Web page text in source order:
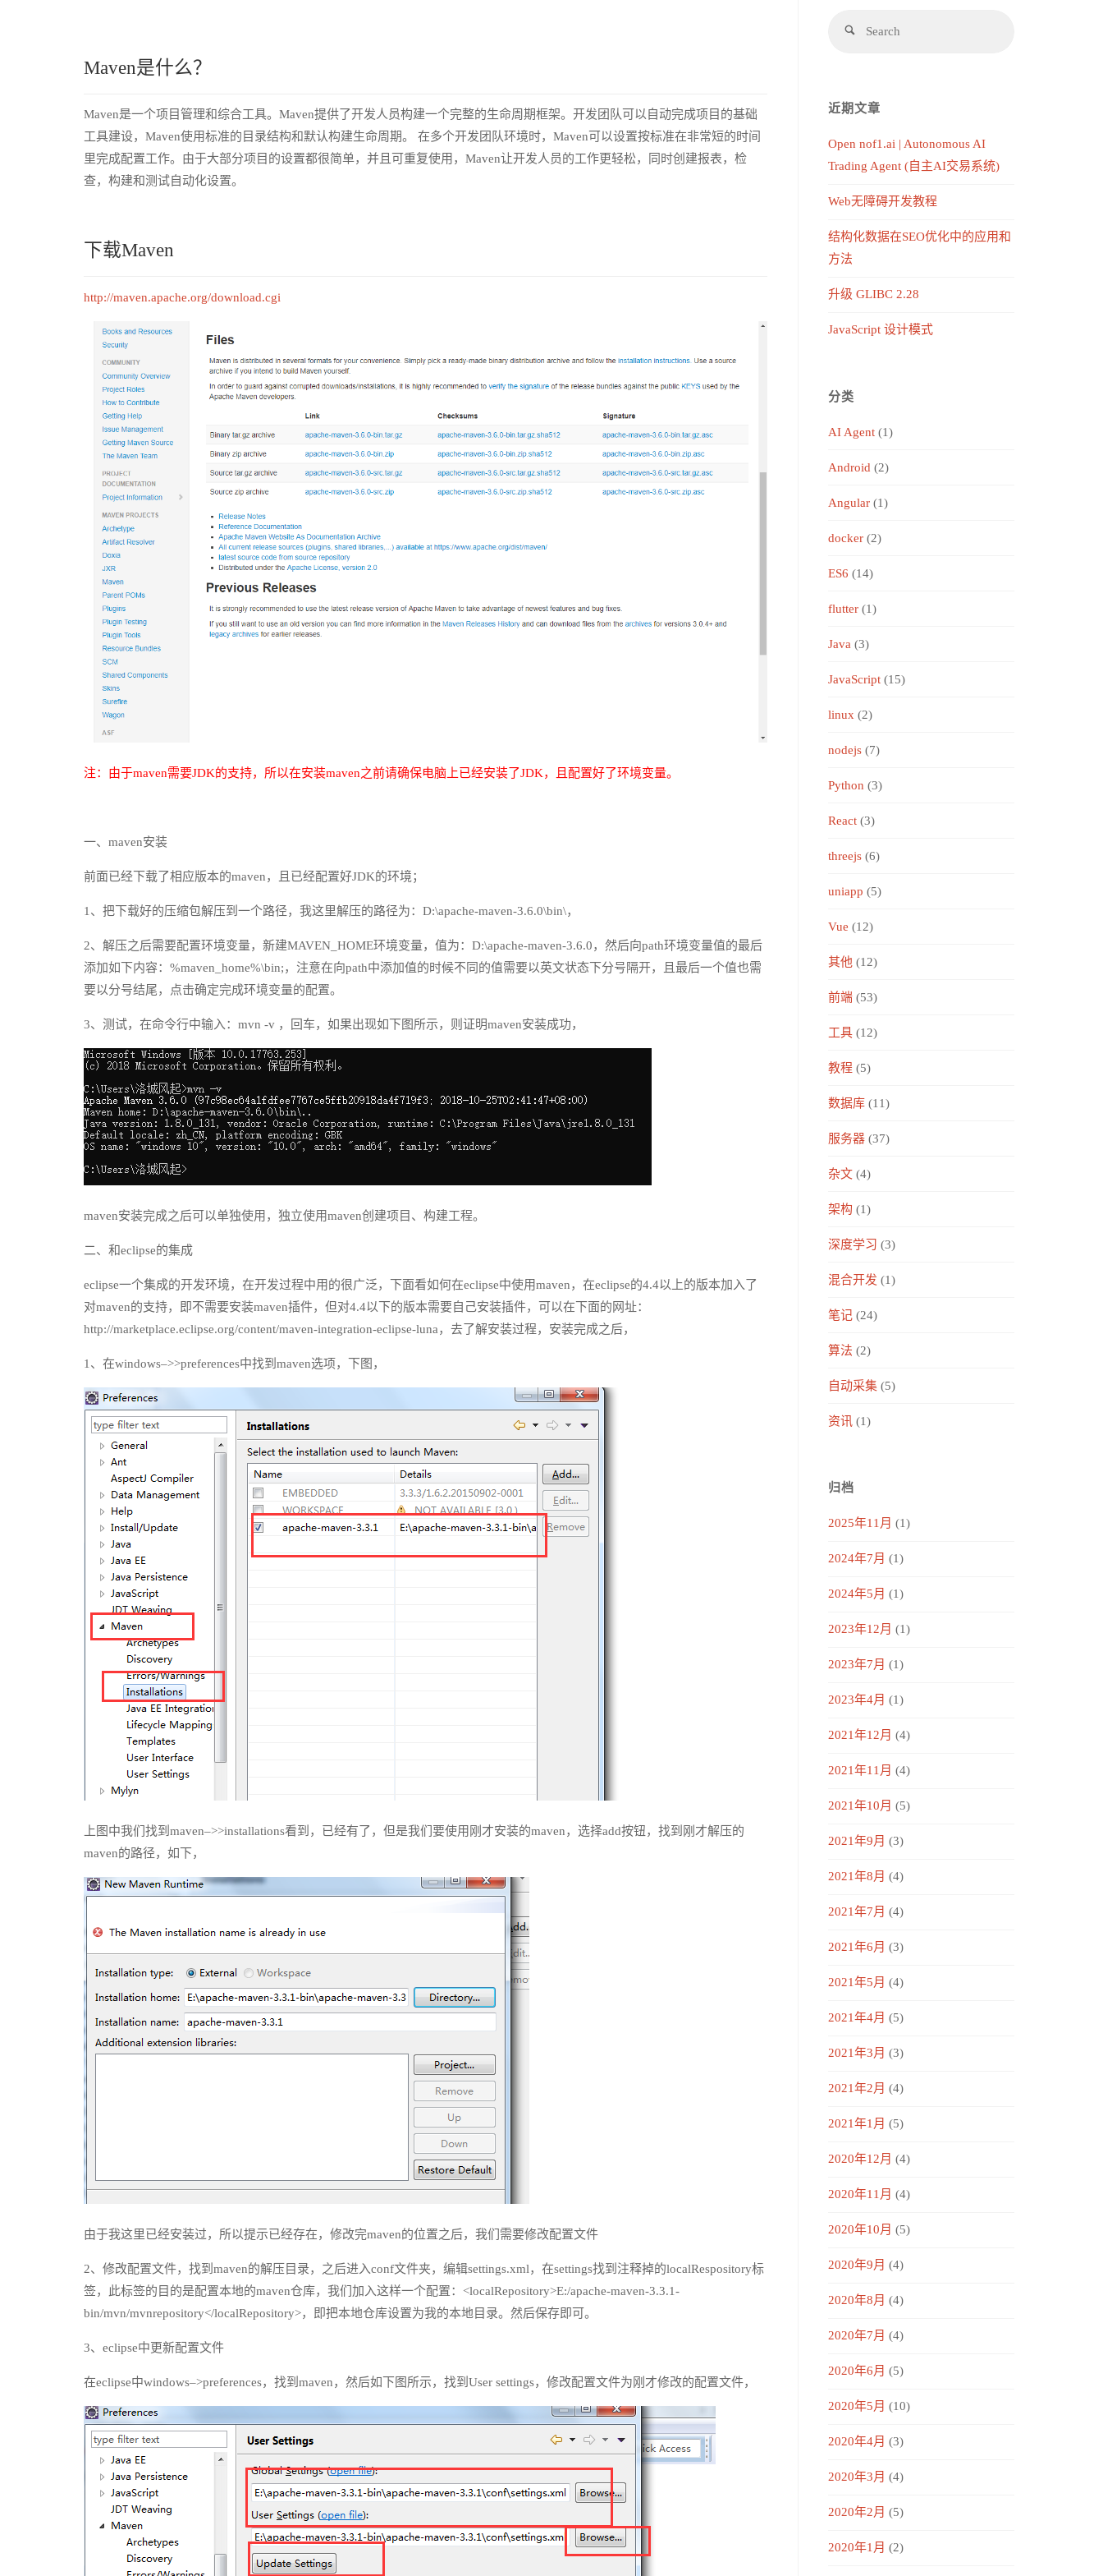
Maven是什么？
Maven是一个项目管理和综合工具。Maven提供了开发人员构建一个完整的生命周期框架。开发团队可以自动完成项目的基础
工具建设，Maven使用标准的目录结构和默认构建生命周期。 在多个开发团队环境时，Maven可以设置按标准在非常短的时间
里完成配置工作。由于大部分项目的设置都很简单，并且可重复使用，Maven让开发人员的工作更轻松，同时创建报表，检
查，构建和测试自动化设置。
下载Maven
http://maven.apache.org/download.cgi
注：由于maven需要JDK的支持，所以在安装maven之前请确保电脑上已经安装了JDK，且配置好了环境变量。
一、maven安装
前面已经下载了相应版本的maven，且已经配置好JDK的环境；
1、把下载好的压缩包解压到一个路径，我这里解压的路径为：D:\apache-maven-3.6.0\bin\，
2、解压之后需要配置环境变量，新建MAVEN_HOME环境变量，值为：D:\apache-maven-3.6.0，然后向path环境变量值的最后
添加如下内容：%maven_home%\bin;，注意在向path中添加值的时候不同的值需要以英文状态下分号隔开，且最后一个值也需
要以分号结尾，点击确定完成环境变量的配置。
3、测试，在命令行中输入：mvn -v ，回车，如果出现如下图所示，则证明maven安装成功，
maven安装完成之后可以单独使用，独立使用maven创建项目、构建工程。
二、和eclipse的集成
eclipse一个集成的开发环境，在开发过程中用的很广泛，下面看如何在eclipse中使用maven，在eclipse的4.4以上的版本加入了
对maven的支持，即不需要安装maven插件，但对4.4以下的版本需要自己安装插件，可以在下面的网址：
http://marketplace.eclipse.org/content/maven-integration-eclipse-luna，去了解安装过程，安装完成之后，
1、在windows–>>preferences中找到maven选项，下图，
上图中我们找到maven–>>installations看到，已经有了，但是我们要使用刚才安装的maven，选择add按钮，找到刚才解压的
maven的路径，如下，
由于我这里已经安装过，所以提示已经存在，修改完maven的位置之后，我们需要修改配置文件
2、修改配置文件，找到maven的解压目录，之后进入conf文件夹，编辑settings.xml，在settings找到注释掉的localRespository标
签，此标签的目的是配置本地的maven仓库，我们加入这样一个配置：<localRepository>E:/apache-maven-3.3.1-
bin/mvn/mvnrepository</localRepository>，即把本地仓库设置为我的本地目录。然后保存即可。
3、eclipse中更新配置文件
在eclipse中windows–>preferences，找到maven，然后如下图所示，找到User settings，修改配置文件为刚才修改的配置文件，
近期文章
Open nof1.ai | Autonomous AI
Trading Agent (自主AI交易系统)
Web无障碍开发教程
结构化数据在SEO优化中的应用和
方法
升级 GLIBC 2.28
JavaScript 设计模式
分类
AI Agent (1)
Android (2)
Angular (1)
docker (2)
ES6 (14)
flutter (1)
Java (3)
JavaScript (15)
linux (2)
nodejs (7)
Python (3)
React (3)
threejs (6)
uniapp (5)
Vue (12)
其他 (12)
前端 (53)
工具 (12)
教程 (5)
数据库 (11)
服务器 (37)
杂文 (4)
架构 (1)
深度学习 (3)
混合开发 (1)
笔记 (24)
算法 (2)
自动采集 (5)
资讯 (1)
归档
2025年11月 (1)
2024年7月 (1)
2024年5月 (1)
2023年12月 (1)
2023年7月 (1)
2023年4月 (1)
2021年12月 (4)
2021年11月 (4)
2021年10月 (5)
2021年9月 (3)
2021年8月 (4)
2021年7月 (4)
2021年6月 (3)
2021年5月 (4)
2021年4月 (5)
2021年3月 (3)
2021年2月 (4)
2021年1月 (5)
2020年12月 (4)
2020年11月 (4)
2020年10月 (5)
2020年9月 (4)
2020年8月 (4)
2020年7月 (4)
2020年6月 (5)
2020年5月 (10)
2020年4月 (3)
2020年3月 (4)
2020年2月 (5)
2020年1月 (2)